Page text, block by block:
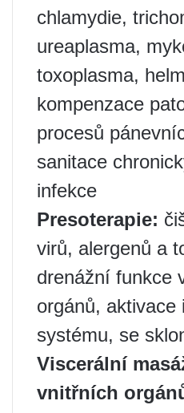
chlamydie,
ureaplasma,
toxoplasma,
kompenzace
procesů
sanitace
infekce
Presoterapie:
virů, alergenů a
drenážní funkce
orgánů, aktivace
systému, se
Viscerální
vnitřních